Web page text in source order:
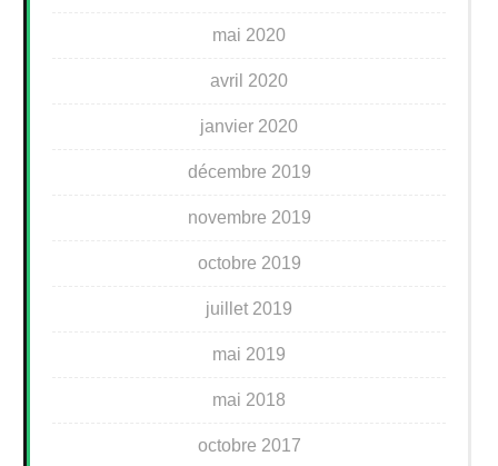
mai 2020
avril 2020
janvier 2020
décembre 2019
novembre 2019
octobre 2019
juillet 2019
mai 2019
mai 2018
octobre 2017